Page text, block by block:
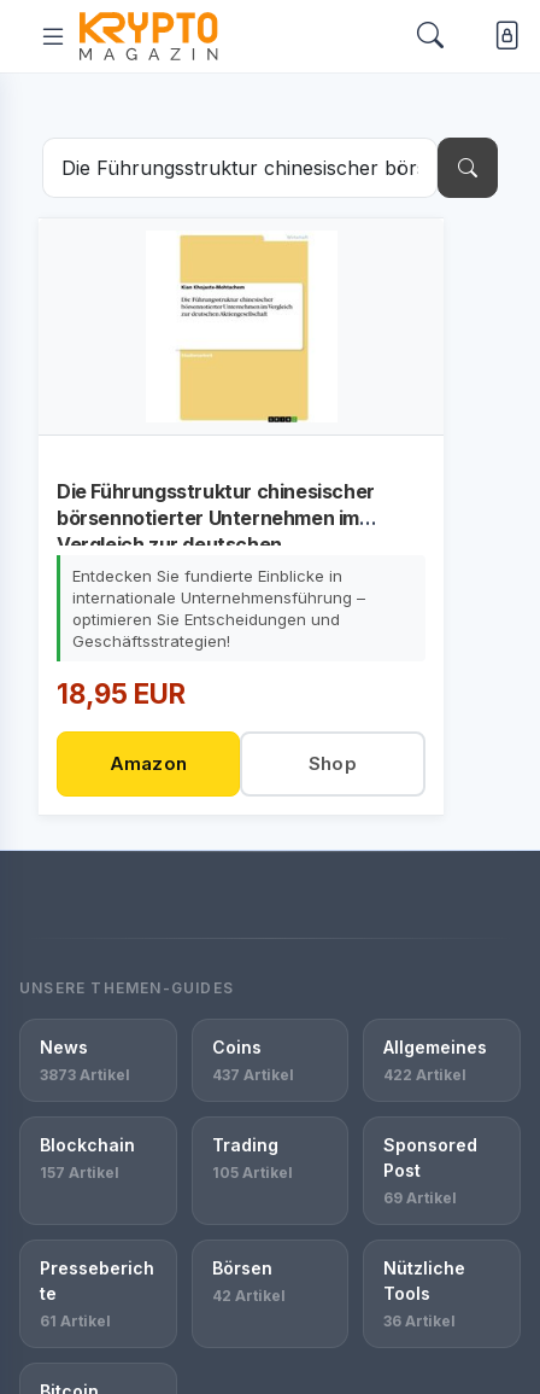
Die Führungsstruktur chinesischer
börsennotierter Unternehmen im
Vergleich zur deutschen
Aktiengesellschaft
Entdecken Sie fundierte Einblicke in
internationale Unternehmensführung –
optimieren Sie Entscheidungen und
Geschäftsstrategien!
18,95 EUR
Amazon Shop
UNSERE THEMEN-GUIDES
News
3873 Artikel
Coins
437 Artikel
Allgemeines
422 Artikel
Blockchain
157 Artikel
Trading
105 Artikel
Sponsored
Post
69 Artikel
Presseberich
te
61 Artikel
Börsen
42 Artikel
Nützliche
Tools
36 Artikel